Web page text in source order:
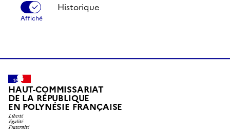
Historique
HAUT-COMMISSARIAT
DE LA RÉPUBLIQUE
EN POLYNÉSIE FRANÇAISE